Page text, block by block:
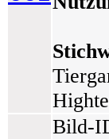
Bild-